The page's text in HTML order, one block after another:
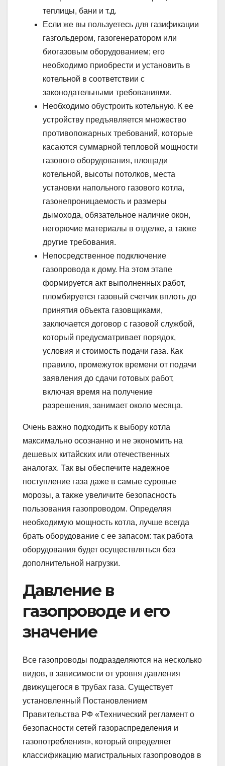
теплицы, бани и т.д.
Если же вы пользуетесь для газификации
газгольдером, газогенератором или
биогазовым оборудованием; его
необходимо приобрести и установить в
котельной в соответствии с
законодательными требованиями.
Необходимо обустроить котельную. К ее
устройству предъявляется множество
противопожарных требований, которые
касаются суммарной тепловой мощности
газового оборудования, площади
котельной, высоты потолков, места
установки напольного газового котла,
газонепроницаемость и размеры
дымохода, обязательное наличие окон,
негорючие материалы в отделке, а также
другие требования.
Непосредственное подключение
газопровода к дому. На этом этапе
формируется акт выполненных работ,
пломбируется газовый счетчик вплоть до
принятия объекта газовщиками,
заключается договор с газовой службой,
который предусматривает порядок,
условия и стоимость подачи газа. Как
правило, промежуток времени от подачи
заявления до сдачи готовых работ,
включая время на получение
разрешения, занимает около месяца.
Очень важно подходить к выбору котла
максимально осознанно и не экономить на
дешевых китайских или отечественных
аналогах. Так вы обеспечите надежное
поступление газа даже в самые суровые
морозы, а также увеличите безопасность
пользования газопроводом. Определяя
необходимую мощность котла, лучше всегда
брать оборудование с ее запасом: так работа
оборудования будет осуществляться без
дополнительной нагрузки.
Давление в
газопроводе и его
значение
Все газопроводы подразделяются на несколько
видов, в зависимости от уровня давления
движущегося в трубах газа. Существует
установленный Постановлением
Правительства РФ «Технический регламент о
безопасности сетей газораспределения и
газопотребления», который определяет
классификацию магистральных газопроводов в